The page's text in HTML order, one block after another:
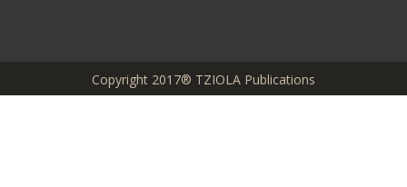
Copyright 2017® TZIOLA Publications